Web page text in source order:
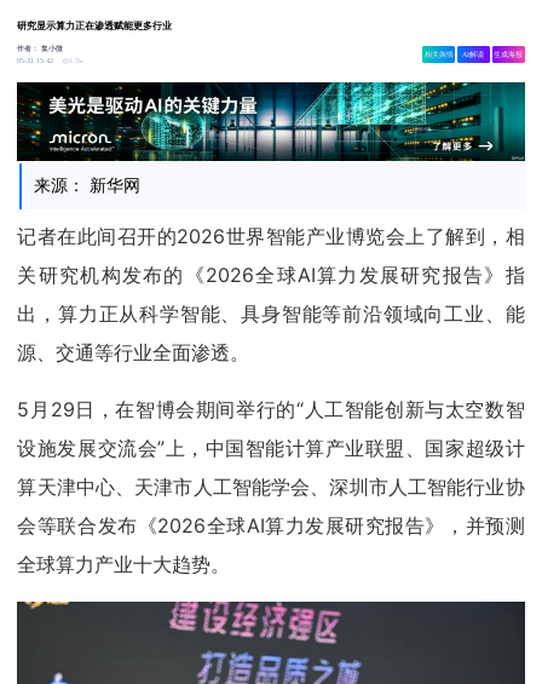
研究显示算力正在渗透赋能更多行业
作者：集小微
05-31 15:42
1.3w
相关舆情 AI解读 生成海报
来源： 新华网
记者在此间召开的2026世界智能产业博览会上了解到，相
关研究机构发布的《2026全球AI算力发展研究报告》指
出，算力正从科学智能、具身智能等前沿领域向工业、能
源、交通等行业全面渗透。
5月29日，在智博会期间举行的“人工智能创新与太空数智
设施发展交流会”上，中国智能计算产业联盟、国家超级计
算天津中心、天津市人工智能学会、深圳市人工智能行业协
会等联合发布《2026全球AI算力发展研究报告》，并预测
全球算力产业十大趋势。